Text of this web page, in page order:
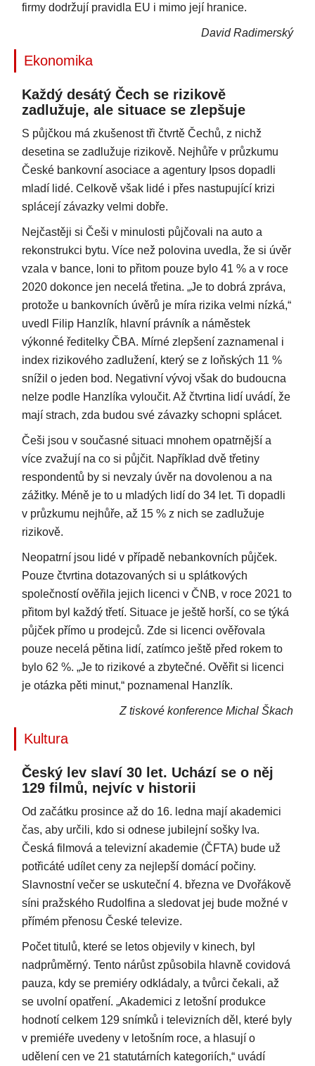
firmy dodržují pravidla EU i mimo její hranice.
David Radimerský
Ekonomika
Každý desátý Čech se rizikově
zadlužuje, ale situace se zlepšuje
S půjčkou má zkušenost tři čtvrtě Čechů, z nichž
desetina se zadlužuje rizikově. Nejhůře v průzkumu
České bankovní asociace a agentury Ipsos dopadli
mladí lidé. Celkově však lidé i přes nastupující krizi
splácejí závazky velmi dobře.
Nejčastěji si Češi v minulosti půjčovali na auto a
rekonstrukci bytu. Více než polovina uvedla, že si úvěr
vzala v bance, loni to přitom pouze bylo 41 % a v roce
2020 dokonce jen necelá třetina. „Je to dobrá zpráva,
protože u bankovních úvěrů je míra rizika velmi nízká,“
uvedl Filip Hanzlík, hlavní právník a náměstek
výkonné ředitelky ČBA. Mírné zlepšení zaznamenal i
index rizikového zadlužení, který se z loňských 11 %
snížil o jeden bod. Negativní vývoj však do budoucna
nelze podle Hanzlíka vyloučit. Až čtvrtina lidí uvádí, že
mají strach, zda budou své závazky schopni splácet.
Češi jsou v současné situaci mnohem opatrnější a
více zvažují na co si půjčit. Například dvě třetiny
respondentů by si nevzaly úvěr na dovolenou a na
zážitky. Méně je to u mladých lidí do 34 let. Ti dopadli
v průzkumu nejhůře, až 15 % z nich se zadlužuje
rizikově.
Neopatrní jsou lidé v případě nebankovních půjček.
Pouze čtvrtina dotazovaných si u splátkových
společností ověřila jejich licenci v ČNB, v roce 2021 to
přitom byl každý třetí. Situace je ještě horší, co se týká
půjček přímo u prodejců. Zde si licenci ověřovala
pouze necelá pětina lidí, zatímco ještě před rokem to
bylo 62 %. „Je to rizikové a zbytečné. Ověřit si licenci
je otázka pěti minut,“ poznamenal Hanzlík.
Z tiskové konference Michal Škach
Kultura
Český lev slaví 30 let. Uchází se o něj
129 filmů, nejvíc v historii
Od začátku prosince až do 16. ledna mají akademici
čas, aby určili, kdo si odnese jubilejní sošky lva.
Česká filmová a televizní akademie (ČFTA) bude už
potřicáté udílet ceny za nejlepší domácí počiny.
Slavnostní večer se uskuteční 4. března ve Dvořákově
síni pražského Rudolfina a sledovat jej bude možné v
přímém přenosu České televize.
Počet titulů, které se letos objevily v kinech, byl
nadprůměrný. Tento nárůst způsobila hlavně covidová
pauza, kdy se premiéry odkládaly, a tvůrci čekali, až
se uvolní opatření. „Akademici z letošní produkce
hodnotí celkem 129 snímků i televizních děl, které byly
v premiéře uvedeny v letošním roce, a hlasují o
udělení cen ve 21 statutárních kategoriích,“ uvádí